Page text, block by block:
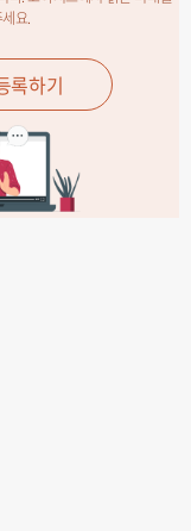
요.
록하기